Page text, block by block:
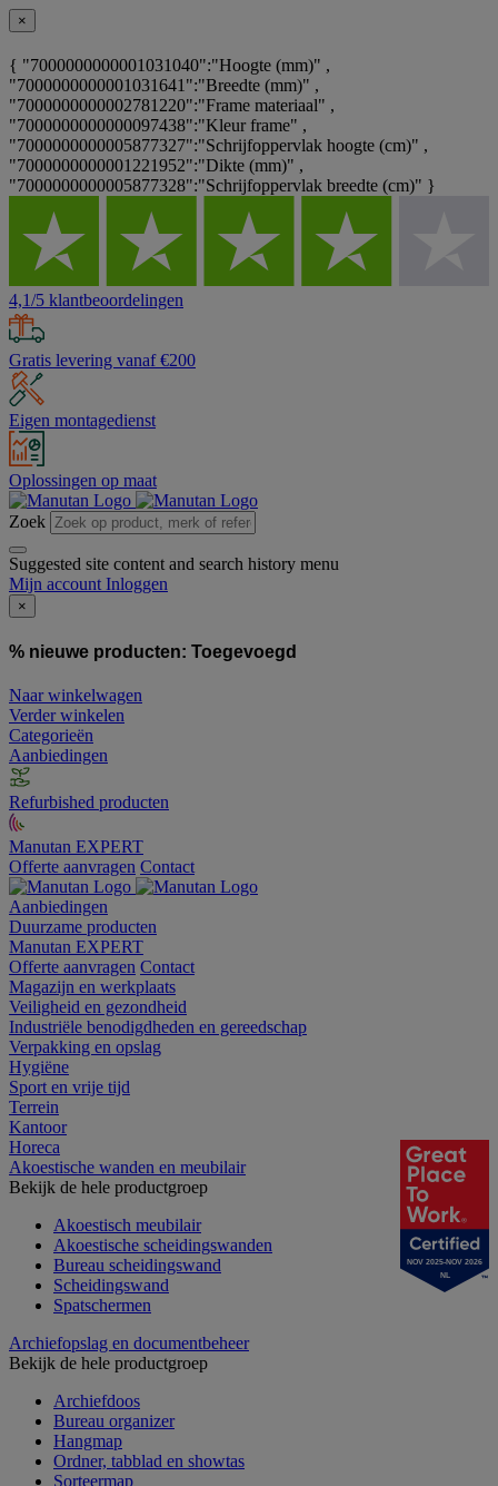
×
{ "7000000000001031040":"Hoogte (mm)" ,
"7000000000001031641":"Breedte (mm)" ,
"7000000000002781220":"Frame materiaal" ,
"7000000000000097438":"Kleur frame" ,
"7000000000005877327":"Schrijfoppervlak hoogte (cm)" ,
"7000000000001221952":"Dikte (mm)" ,
"7000000000005877328":"Schrijfoppervlak breedte (cm)" }
4,1/5 klantbeoordelingen
Gratis levering vanaf €200
Eigen montagedienst
Oplossingen op maat
Zoek
Suggested site content and search history menu
Mijn account Inloggen
×
% nieuwe producten: Toegevoegd
Naar winkelwagen
Verder winkelen
Categorieën
Aanbiedingen
Refurbished producten
Manutan EXPERT
Offerte aanvragen Contact
Aanbiedingen
Duurzame producten
Manutan EXPERT
Offerte aanvragen Contact
Magazijn en werkplaats
Veiligheid en gezondheid
Industriële benodigdheden en gereedschap
Verpakking en opslag
Hygiëne
Sport en vrije tijd
Terrein
Kantoor
Horeca
Akoestische wanden en meubilair
Bekijk de hele productgroep
Akoestisch meubilair
Akoestische scheidingswanden
Bureau scheidingswand
Scheidingswand
Spatschermen
Archiefopslag en documentbeheer
Bekijk de hele productgroep
Archiefdoos
Bureau organizer
Hangmap
Ordner, tabblad en showtas
Sorteermap
NOV 2025-NOV 2026
NL